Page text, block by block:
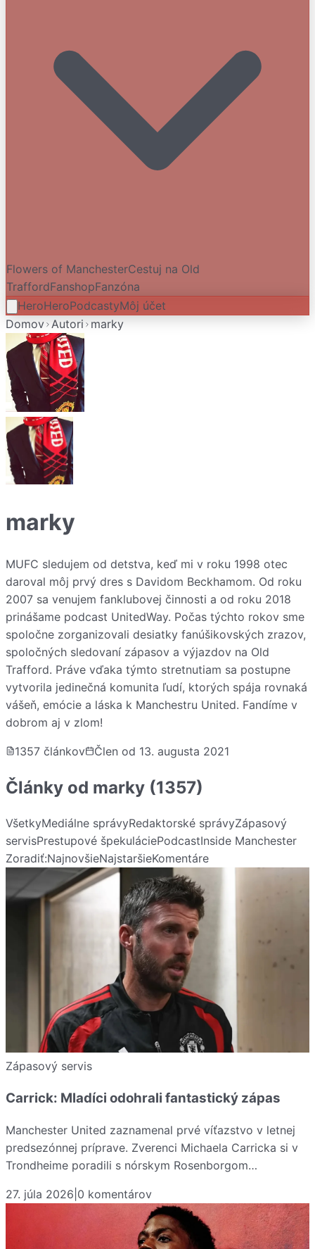
Flowers of ManchesterCestuj na Old
TraffordFanshopFanzóna
HeroHeroPodcastyMôj účet
Domov Autori marky
marky
MUFC sledujem od detstva, keď mi v roku 1998 otec
daroval môj prvý dres s Davidom Beckhamom. Od roku
2007 sa venujem fanklubovej činnosti a od roku 2018
prinášame podcast UnitedWay. Počas týchto rokov sme
spoločne zorganizovali desiatky fanúšikovských zrazov,
spoločných sledovaní zápasov a výjazdov na Old
Trafford. Práve vďaka týmto stretnutiam sa postupne
vytvorila jedinečná komunita ľudí, ktorých spája rovnaká
vášeň, emócie a láska k Manchestru United. Fandíme v
dobrom aj v zlom!
1357 článkov Člen od 13. augusta 2021
Články od marky (1357)
VšetkyMediálne správyRedaktorské správyZápasový
servisPrestupové špekuláciePodcastInside Manchester
Zoradiť:NajnovšieNajstaršieKomentáre
Zápasový servis
Carrick: Mladíci odohrali fantastický zápas
Manchester United zaznamenal prvé víťazstvo v letnej
predsezónnej príprave. Zverenci Michaela Carricka si v
Trondheime poradili s nórskym Rosenborgom…
27. júla 2026 0 komentárov